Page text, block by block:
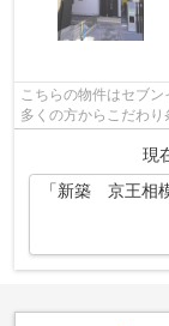
こちらの物件はセブン
多くの方からこだわ
辺で、戸建て探しをさ
現
「新築 京王